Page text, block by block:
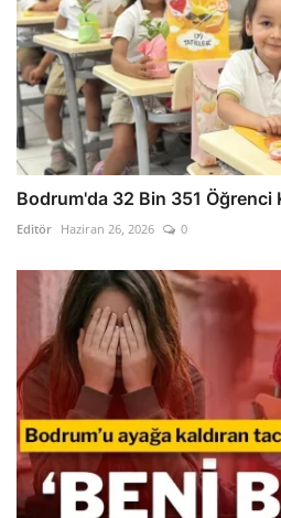
Bodrum'da 32 Bin 351 Öğrenci
Editör Haziran 26, 2026 0